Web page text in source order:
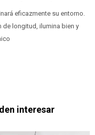
eficazmente su entorno.
de longitud, ilumina bien y
interesar